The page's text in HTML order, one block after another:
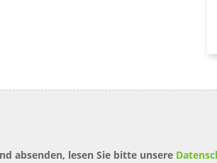
absenden, lesen Sie bitte unsere